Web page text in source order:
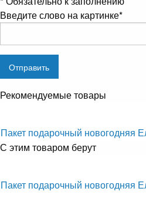
Введите слово на картинке*
Рекомендуемые товары
Пакет подарочный новогодняя
С этим товаром берут
Пакет подарочный новогодняя